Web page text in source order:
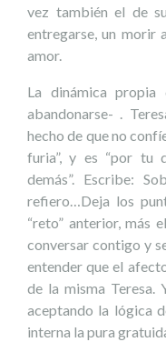
vez también el de
entregarse, un morir
amor.
La dinámica propia
abandonarse- .
hecho de que no
furia”, y es “por tu
demás”. Escribe:
refiero…Deja los
“reto” anterior, más
conversar contigo y
entender que el
de la misma Teresa.
aceptando la lógica
interna la pura